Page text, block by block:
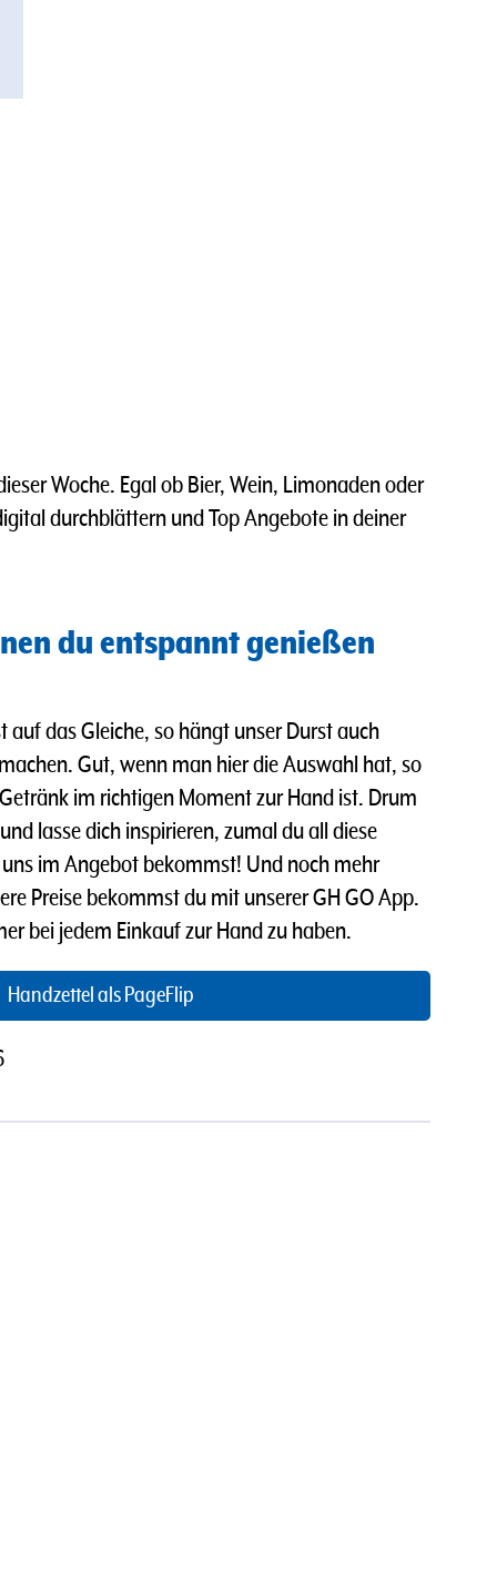
Woche. Egal ob Bier, Wein, Limonaden oder
durchblättern und Top Angebote in deiner
du entspannt genießen
das Gleiche, so hängt unser Durst auch
Gut, wenn man hier die Auswahl hat, so
im richtigen Moment zur Hand ist. Drum
lasse dich inspirieren, zumal du all diese
im Angebot bekommst! Und noch mehr
Preise bekommst du mit unserer GH GO App.
bei jedem Einkauf zur Hand zu haben.
Handzettel als PageFlip